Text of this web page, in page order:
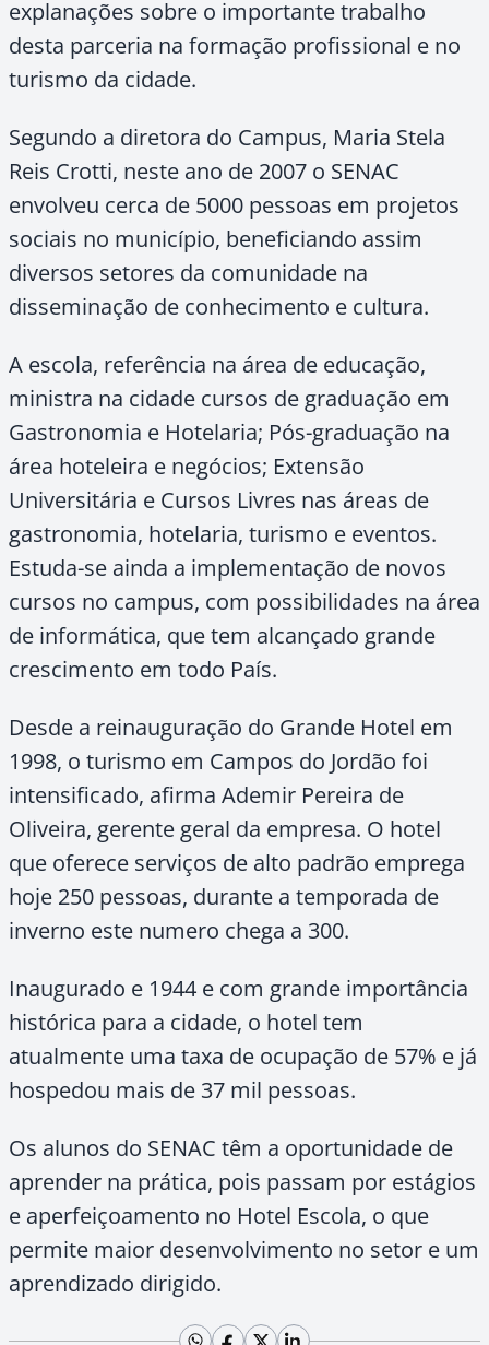
explanações sobre o importante trabalho
desta parceria na formação profissional e no
turismo da cidade.
Segundo a diretora do Campus, Maria Stela
Reis Crotti, neste ano de 2007 o SENAC
envolveu cerca de 5000 pessoas em projetos
sociais no município, beneficiando assim
diversos setores da comunidade na
disseminação de conhecimento e cultura.
A escola, referência na área de educação,
ministra na cidade cursos de graduação em
Gastronomia e Hotelaria; Pós-graduação na
área hoteleira e negócios; Extensão
Universitária e Cursos Livres nas áreas de
gastronomia, hotelaria, turismo e eventos.
Estuda-se ainda a implementação de novos
cursos no campus, com possibilidades na área
de informática, que tem alcançado grande
crescimento em todo País.
Desde a reinauguração do Grande Hotel em
1998, o turismo em Campos do Jordão foi
intensificado, afirma Ademir Pereira de
Oliveira, gerente geral da empresa. O hotel
que oferece serviços de alto padrão emprega
hoje 250 pessoas, durante a temporada de
inverno este numero chega a 300.
Inaugurado e 1944 e com grande importância
histórica para a cidade, o hotel tem
atualmente uma taxa de ocupação de 57% e já
hospedou mais de 37 mil pessoas.
Os alunos do SENAC têm a oportunidade de
aprender na prática, pois passam por estágios
e aperfeiçoamento no Hotel Escola, o que
permite maior desenvolvimento no setor e um
aprendizado dirigido.